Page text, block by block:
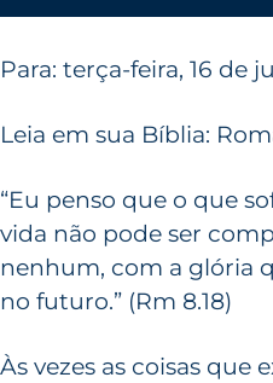
Para: terça-feira, 16 de
Leia em sua Bíblia:
“Eu penso que o que
vida não pode ser
nenhum, com a glória
no futuro.” (Rm 8.18)
Às vezes as coisas que